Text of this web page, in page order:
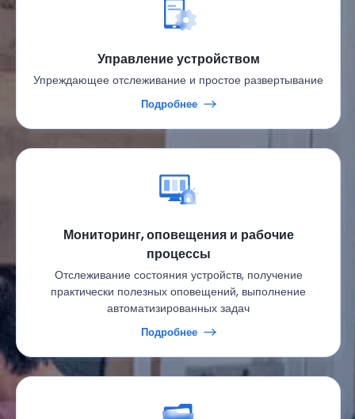
Управление устройством
Упреждающее отслеживание и простое развертывание
Подробнее
Мониторинг, оповещения и рабочие
процессы
Отслеживание состояния устройств, получение
практически полезных оповещений, выполнение
автоматизированных задач
Подробнее